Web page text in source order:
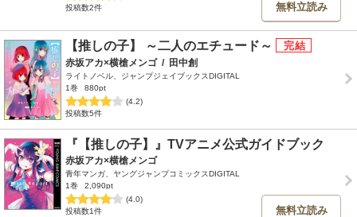
投稿数2件
無料立読み
【推しの子】 ～二人のエチュード～
赤坂アカ×横槍メンゴ / 田中創
ライトノベル、ジャンプジェイブックスDIGITAL
1巻
880pt
(4.2)
投稿数5件
『【推しの子】』TVアニメ公式ガイドブック
赤坂アカ×横槍メンゴ
青年マンガ、ヤングジャンプコミックスDIGITAL
1巻
2,090pt
(4.0)
投稿数1件
無料立読み